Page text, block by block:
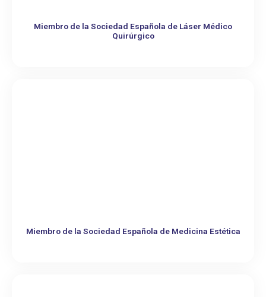
Miembro de la Sociedad Española de Láser Médico
Quirúrgico
Miembro de la Sociedad Española de Medicina Estética